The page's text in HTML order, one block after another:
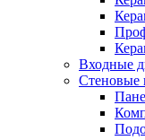
Входные
Стеновые